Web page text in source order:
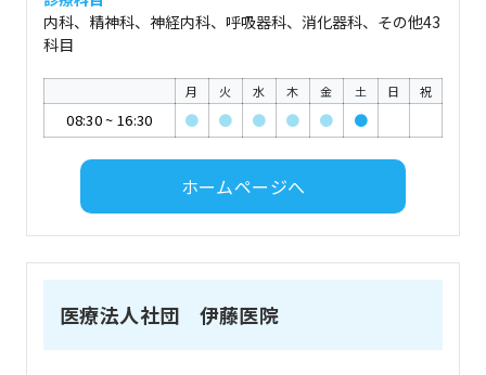
内科、精神科、神経内科、呼吸器科、消化器科、その他43
科目
月 火 水 木 金 土 日 祝
08:30~ 16:30 ● ● ● ● ● ●
ホームページへ
医療法人社団 伊藤医院